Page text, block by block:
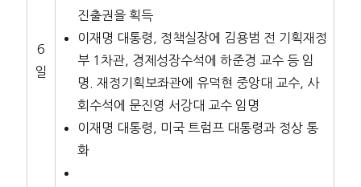
6
일
진출권을 획득
이재명 대통령, 정책실장에 김용범 전 기획재정
부 1차관, 경제성장수석에 하준경 교수 등 임
명. 재정기획보좌관에 유덕현 중앙대 교수, 사
회수석에 문진영 서강대 교수 임명
이재명 대통령, 미국 트럼프 대통령과 정상 통
화